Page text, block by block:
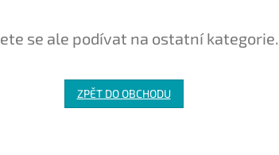
se ale podívat na ostatní kategorie.
ZPĚT DO OBCHODU